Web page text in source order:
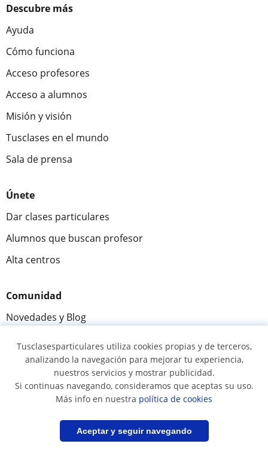
Guardar búsqueda
Descubre más
Ayuda
Cómo funciona
Acceso profesores
Acceso a alumnos
Misión y visión
Tusclases en el mundo
Sala de prensa
Únete
Dar clases particulares
Alumnos que buscan profesor
Alta centros
Comunidad
Novedades y Blog
Fantástica★★★★★ 9,5/10
305915opiniones de alumnos
Tusclasesparticulares utiliza cookies propias y de terceros,
analizando la navegación para mejorar tu experiencia,
nuestros servicios y mostrar publicidad.
Si continuas navegando, consideramos que aceptas su uso.
Más info en nuestra política de cookies
Aceptar y seguir navegando